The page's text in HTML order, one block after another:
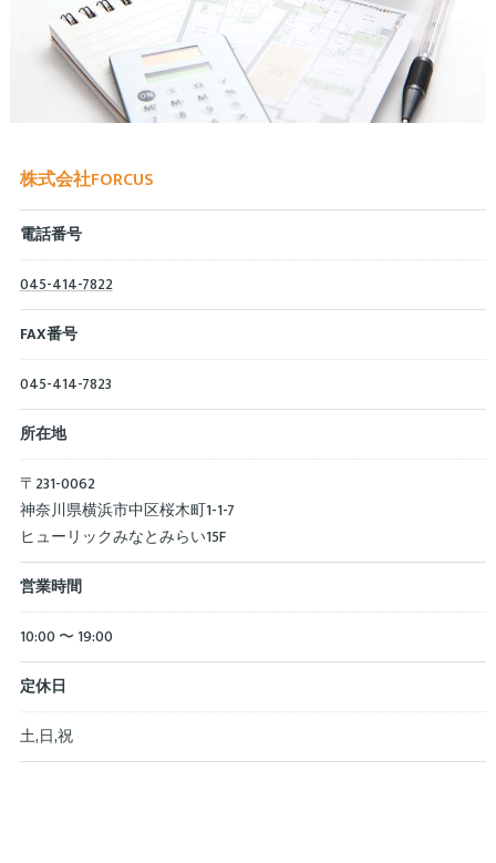
株式会社FORCUS
電話番号
045-414-7822
FAX番号
045-414-7823
所在地
〒231-0062
神奈川県横浜市中区桜木町1-1-7
ヒューリックみなとみらい15F
営業時間
10:00 〜 19:00
定休日
土,日,祝